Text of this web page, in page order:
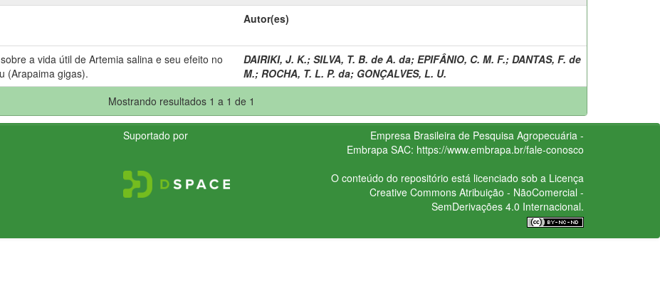
Autor(es)
a vida útil de Artemia salina e seu efeito no
(Arapaima gigas).
DAIRIKI, J. K.; SILVA, T. B. de A. da; EPIFÂNIO, C. M. F.; DANTAS, F. de
M.; ROCHA, T. L. P. da; GONÇALVES, L. U.
Mostrando resultados 1 a 1 de 1
Suportado por
Empresa Brasileira de Pesquisa Agropecuária -
Embrapa SAC: https://www.embrapa.br/fale-conosco
O conteúdo do repositório está licenciado sob a Licença
Creative CommonsAtribuição - NãoComercial -
SemDerivações 4.0 Internacional.